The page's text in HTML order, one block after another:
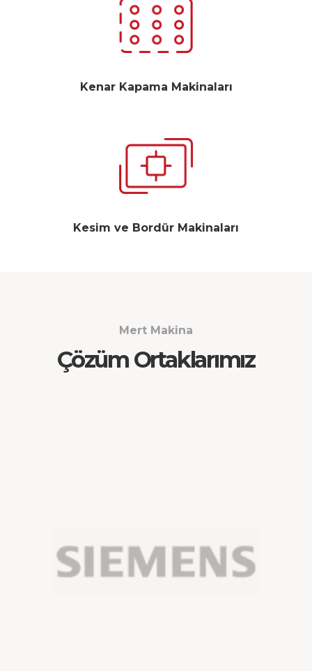
Kenar Kapama Makinaları
Kesim ve Bordür Makinaları
Mert Makina
Çözüm Ortaklarımız